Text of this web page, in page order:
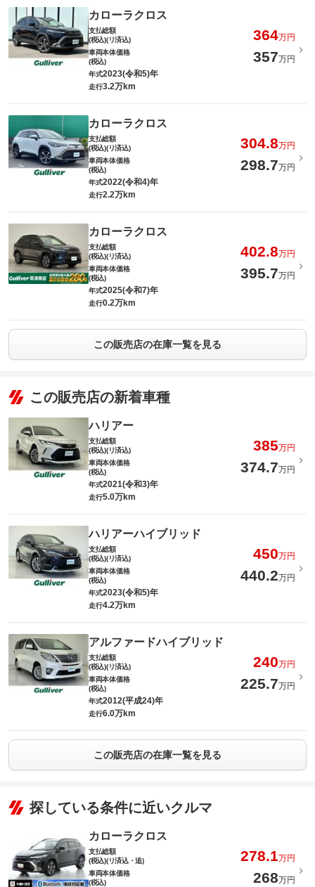
カローラクロス
支払総額
(税込)(リ済込)
364万円
車両本体価格
(税込)
357万円
年式2023(令和5)年
走行3.2万km
カローラクロス
支払総額
(税込)(リ済込)
304.8万円
車両本体価格
(税込)
298.7万円
年式2022(令和4)年
走行2.2万km
カローラクロス
支払総額
(税込)(リ済込)
402.8万円
車両本体価格
(税込)
395.7万円
年式2025(令和7)年
走行0.2万km
この販売店の在庫一覧を見る
この販売店の新着車種
ハリアー
支払総額
(税込)(リ済込)
385万円
車両本体価格
(税込)
374.7万円
年式2021(令和3)年
走行5.0万km
ハリアーハイブリッド
支払総額
(税込)(リ済込)
450万円
車両本体価格
(税込)
440.2万円
年式2023(令和5)年
走行4.2万km
アルファードハイブリッド
支払総額
(税込)(リ済込)
240万円
車両本体価格
(税込)
225.7万円
年式2012(平成24)年
走行6.0万km
この販売店の在庫一覧を見る
探している条件に近いクルマ
カローラクロス
支払総額
(税込)(リ済込・追)
278.1万円
車両本体価格
(税込)
268万円